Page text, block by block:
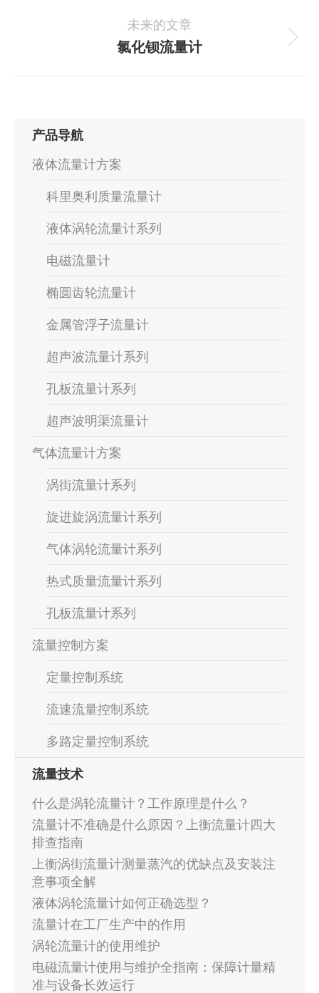
个
项
未来的文章
下
氯化钡流量计
产品导航
液体流量计方案
科里奥利质量流量计
液体涡轮流量计系列
电磁流量计
椭圆齿轮流量计
金属管浮子流量计
超声波流量计系列
孔板流量计系列
超声波明渠流量计
气体流量计方案
涡街流量计系列
旋进旋涡流量计系列
气体涡轮流量计系列
热式质量流量计系列
孔板流量计系列
流量控制方案
定量控制系统
流速流量控制系统
多路定量控制系统
流量技术
什么是涡轮流量计？工作原理是什么？
流量计不准确是什么原因？上衡流量计四大
排查指南
上衡涡街流量计测量蒸汽的优缺点及安装注
意事项全解
液体涡轮流量计如何正确选型？
流量计在工厂生产中的作用
涡轮流量计的使用维护
电磁流量计使用与维护全指南：保障计量精
准与设备长效运行